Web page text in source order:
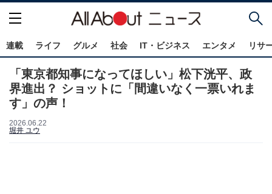
連載 ライフ グルメ 社会 IT・ビジネス エンタメ リサ
「東京都知事になってほしい」松下洸平、政
界進出？ ショットに「間違いなく一票いれま
す」の声！
2026.06.22
堀井 ユウ